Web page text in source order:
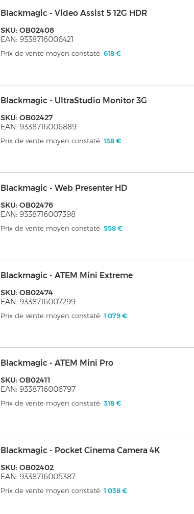
Blackmagic - Video Assist 5 12G HDR
SKU: OB02408
EAN: 9338716006421
Prix de vente moyen constaté:618 €
Blackmagic - UltraStudio Monitor 3G
SKU: OB02427
EAN: 9338716006889
Prix de vente moyen constaté:138 €
Blackmagic - Web Presenter HD
SKU: OB02476
EAN: 9338716007398
Prix de vente moyen constaté:558 €
Blackmagic - ATEM Mini Extreme
SKU: OB02474
EAN: 9338716007299
Prix de vente moyen constaté:1 079 €
Blackmagic - ATEM Mini Pro
SKU: OB02411
EAN: 9338716006797
Prix de vente moyen constaté:318 €
Blackmagic - Pocket Cinema Camera 4K
SKU: OB02402
EAN: 9338716005387
Prix de vente moyen constaté:1 038 €